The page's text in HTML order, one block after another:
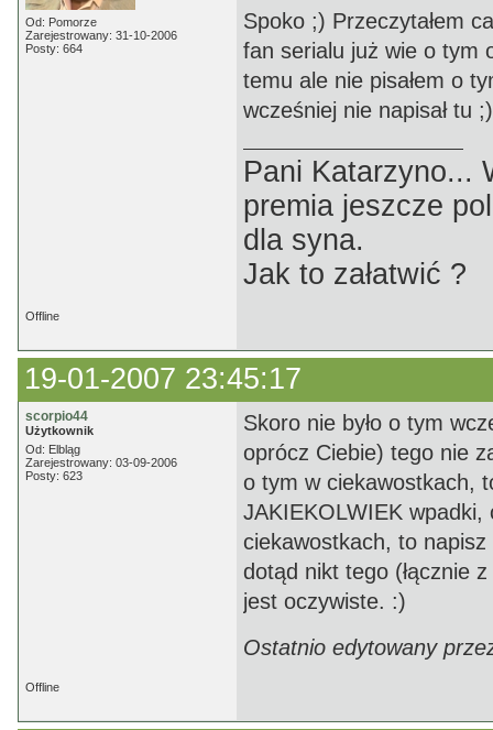
Od: Pomorze
Zarejestrowany: 31-10-2006
Posty: 664
Spoko ;) Przeczytałem
fan serialu już wie o tym
temu ale nie pisałem o
wcześniej nie napisał tu ;)
Pani Katarzyno...
premia jeszcze
dla syna.
Jak to załatwić ?
Offline
19-01-2007 23:45:17
scorpio44
Użytkownik
Od: Elbląg
Zarejestrowany: 03-09-2006
Posty: 623
Skoro nie było o tym
oprócz Ciebie) tego nie
o tym w ciekawostkach,
JAKIEKOLWIEK
ciekawostkach, to
dotąd nikt tego (łącznie
jest oczywiste. :)
Ostatnio edytowany
Offline